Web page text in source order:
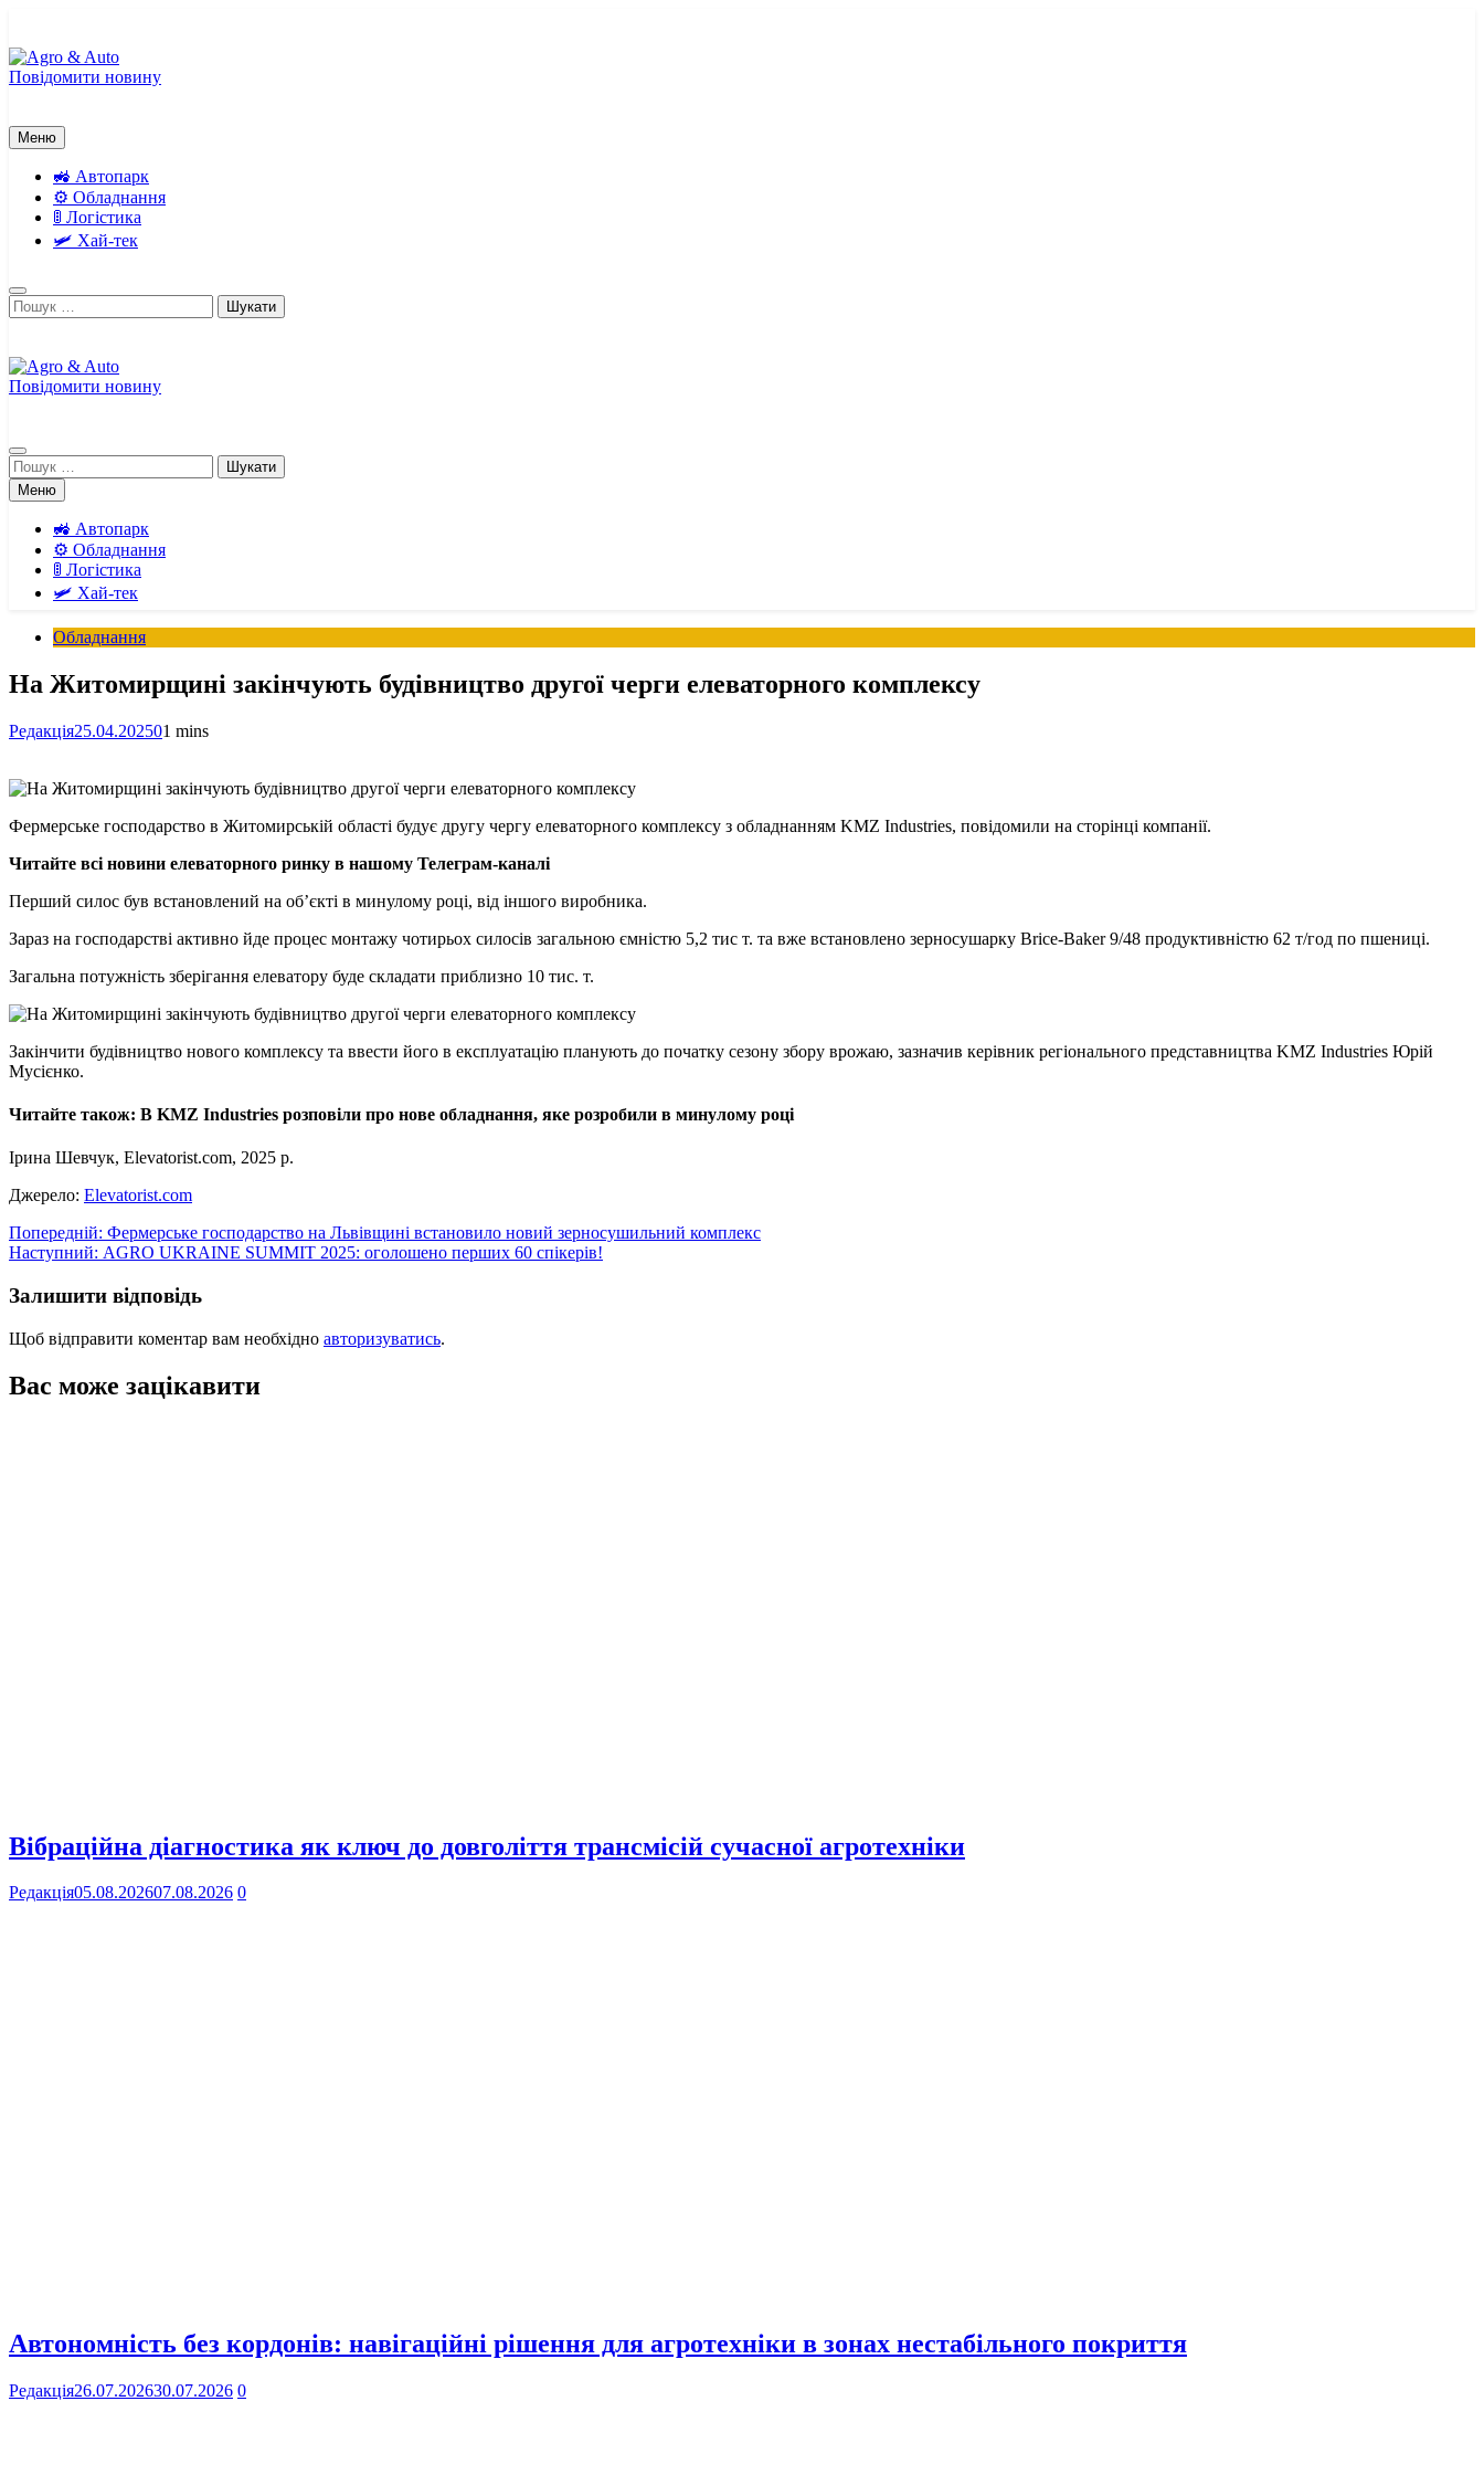
вмісту
Повідомити новину
Меню
🚜 Автопарк
⚙️ Обладнання
🚦 Логістика
🛩️ Хай-тек
Пошук:
Повідомити новину
Пошук:
Меню
🚜 Автопарк
⚙️ Обладнання
🚦 Логістика
🛩️ Хай-тек
Обладнання
На Житомирщині закінчують будівництво другої черги елеваторного комплексу
Редакція25.04.202501 mins
Фермерське господарство в Житомирській області будує другу чергу елеваторного комплексу з обладнанням KMZ Industries, повідомили на сторінці компанії.
Читайте всі новини елеваторного ринку в нашому Телеграм-каналі
Перший силос був встановлений на об’єкті в минулому році, від іншого виробника.
Зараз на господарстві активно йде процес монтажу чотирьох силосів загальною ємністю 5,2 тис т. та вже встановлено зерносушарку Brice-Baker 9/48 продуктивністю 62 т/год по пшениці.
Загальна потужність зберігання елеватору буде складати приблизно 10 тис. т.
Закінчити будівництво нового комплексу та ввести його в експлуатацію планують до початку сезону збору врожаю, зазначив керівник регіонального представництва KMZ Industries Юрій
Мусієнко.
Читайте також: В KMZ Industries розповіли про нове обладнання, яке розробили в минулому році
Ірина Шевчук, Elevatorist.com, 2025 р.
Джерело: Elevatorist.com
Навігація
записів
Попередній: Фермерське господарство на Львівщині встановило новий зерносушильний комплекс
Наступний: AGRO UKRAINE SUMMIT 2025: оголошено перших 60 спікерів!
Залишити відповідь
Щоб відправити коментар вам необхідно авторизуватись.
Вас може зацікавити
Вібраційна діагностика як ключ до довголіття трансмісій сучасної агротехніки
Редакція05.08.202607.08.2026 0
Автономність без кордонів: навігаційні рішення для агротехніки в зонах нестабільного покриття
Редакція26.07.202630.07.2026 0